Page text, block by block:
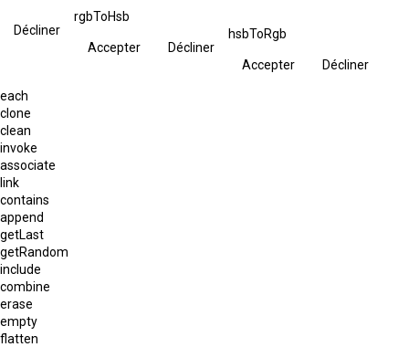
Décliner
rgbToHsb
Accepter Décliner
hsbToRgb
Accepter Décliner
each
clone
clean
invoke
associate
link
contains
append
getLast
getRandom
include
combine
erase
empty
flatten